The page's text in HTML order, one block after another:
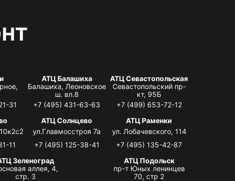
31
АТЦ Балашиха
Балашиха, Леоновское
ш. вл.8
+7 (495) 431-63-63
АТЦ Севастопольская
Севастопольский пр-
кт, 95Б
+7 (499) 653-72-12
11
АТЦ Солнцево
ул.Главмосстроя 7а
+7 (495) 125-38-41
АТЦ Раменки
ул. Лобачевского, 114
+7 (495) 135-42-87
Зеленоград
аллея, 4,
стр. 3
АТЦ Подольск
пр-т Юных ленинцев
70, стр 2